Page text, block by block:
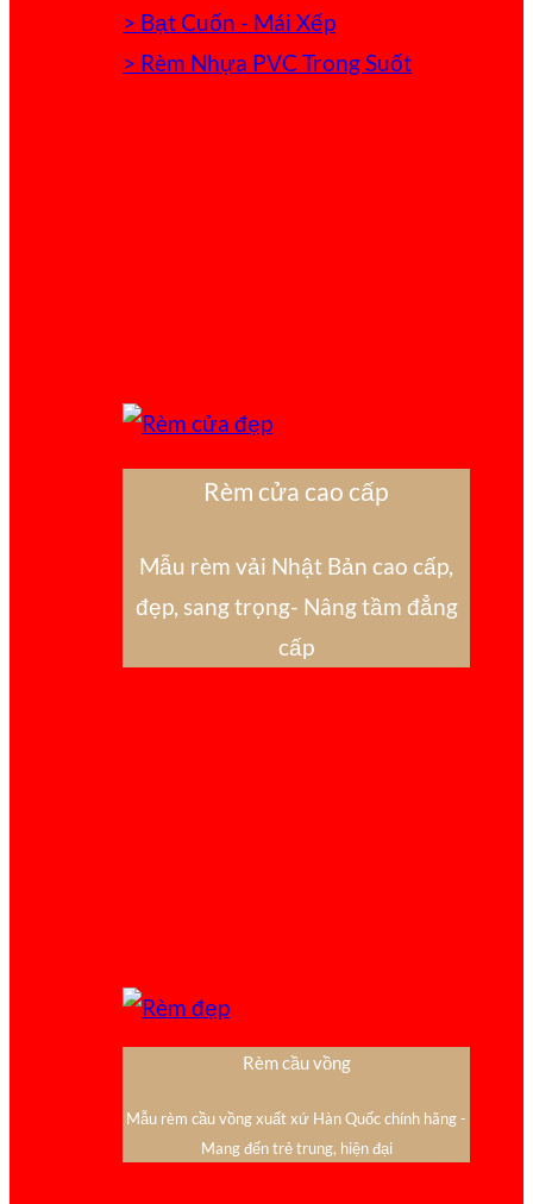
> Bạt Cuốn - Mái Xếp
> Rèm Nhựa PVC Trong Suốt
Rèm cửa cao cấp
Mẫu rèm vải Nhật Bản cao cấp,
đẹp, sang trọng- Nâng tầm đẳng
cấp
Rèm cầu vồng
Mẫu rèm cầu vồng xuất xứ Hàn Quốc chính hãng -
Mang đến trẻ trung, hiện đại